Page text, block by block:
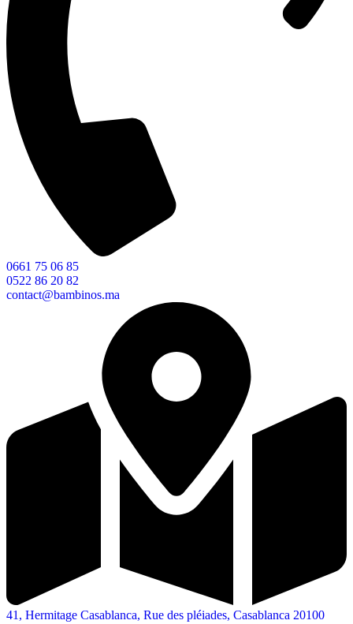
0661 75 06 85
0522 86 20 82
contact@bambinos.ma
41, Hermitage Casablanca, Rue des pléiades, Casablanca 20100